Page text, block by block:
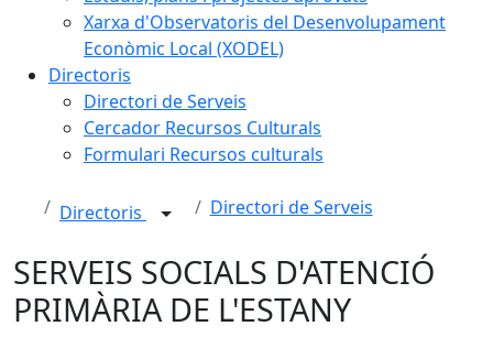
Xarxa d'Observatoris del Desenvolupament
Econòmic Local (XODEL)
Directoris
Directori de Serveis
Cercador Recursos Culturals
Formulari Recursos culturals
Directoris Directori de Serveis
SERVEIS SOCIALS D'ATENCIÓ
PRIMÀRIA DE L'ESTANY